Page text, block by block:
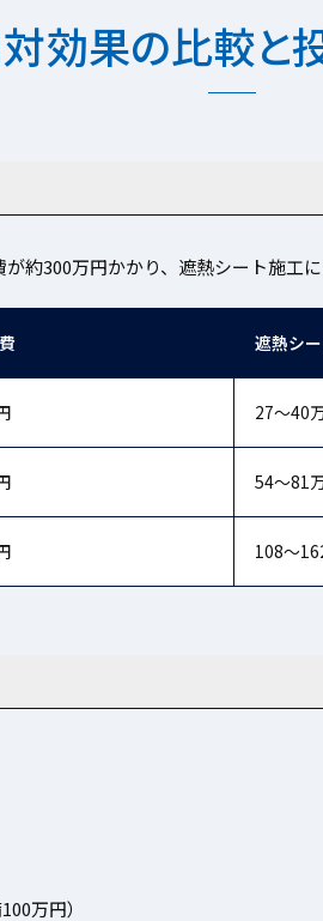
効果の比較と
約300万円かかり、遮熱シート施工
遮熱シ
27〜40
54〜81
108〜
万円）